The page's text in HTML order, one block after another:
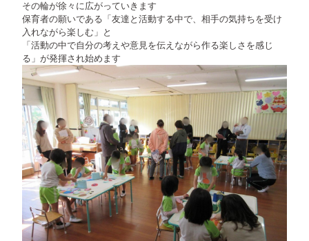
その輪が徐々に広がっていきます
保育者の願いである「友達と活動する中で、相手の気持ちを受け
入れながら楽しむ」と
「活動の中で自分の考えや意見を伝えながら作る楽しさを感じ
る」が発揮され始めます